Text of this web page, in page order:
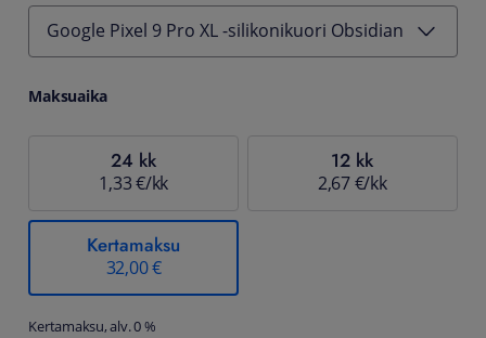
Google Pixel 9 Pro XL -silikonikuori Obsidian
Maksuaika
24 kk
1,33 €/kk
12 kk
2,67 €/kk
Kertamaksu
32,00 €
Kertamaksu, alv. 0 %